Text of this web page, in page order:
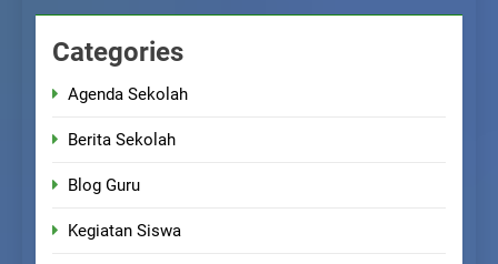
Categories
Agenda Sekolah
Berita Sekolah
Blog Guru
Kegiatan Siswa